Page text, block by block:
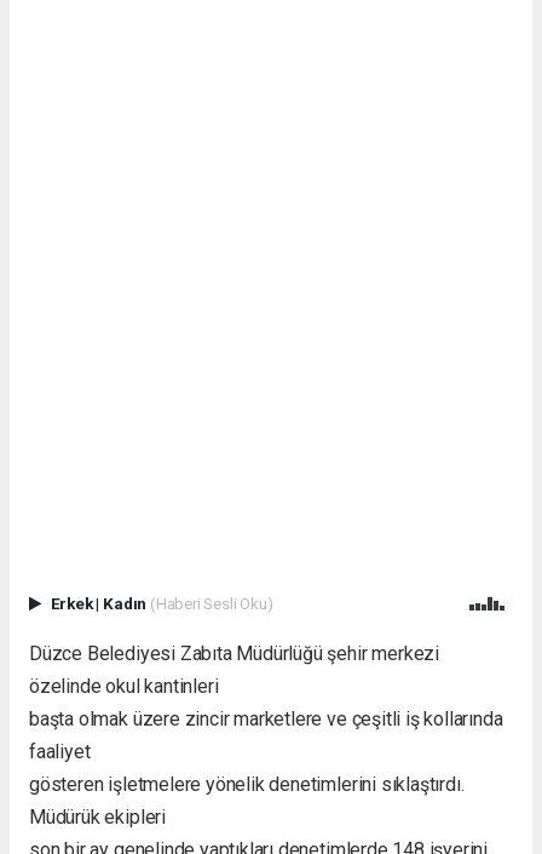
Erkek| Kadın (Haberi Sesli Oku)
Düzce Belediyesi Zabıta Müdürlüğü şehir merkezi
özelinde okul kantinleri
başta olmak üzere zincir marketlere ve çeşitli iş kollarında
faaliyet
gösteren işletmelere yönelik denetimlerini sıklaştırdı.
Müdürük ekipleri